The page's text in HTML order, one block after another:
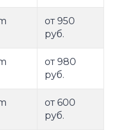
от 950
руб.
от 980
руб.
от 600
руб.